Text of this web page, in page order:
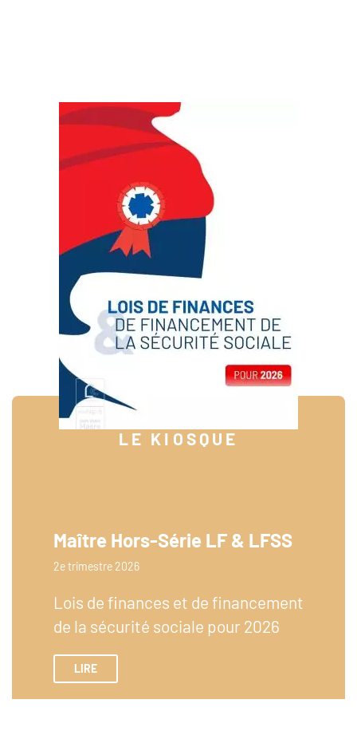
LE KIOSQUE
Maître Hors-Série LF & LFSS
2e trimestre 2026
Lois de finances et de financement
de la sécurité sociale pour 2026
LIRE